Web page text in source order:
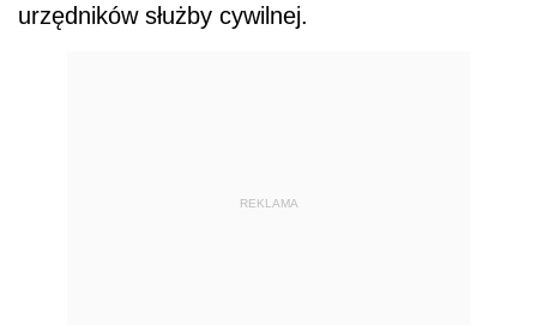
urzędników służby cywilnej.
REKLAMA